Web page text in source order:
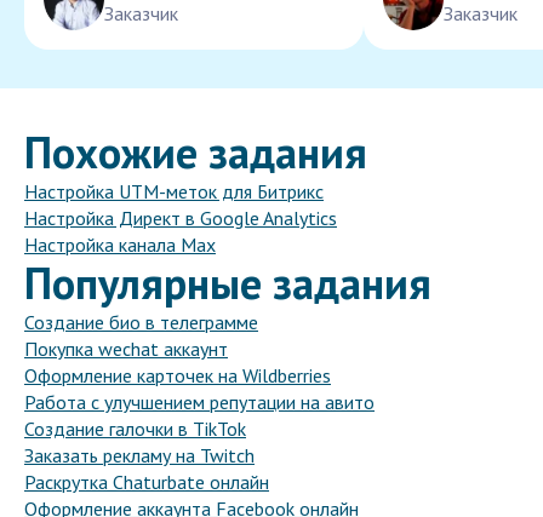
Заказчик Заказчик
Похожие задания
Настройка UTM-меток для Битрикс
Настройка Директ в Google Analytics
Настройка канала Max
Популярные задания
Создание био в телеграмме
Покупка wechat аккаунт
Оформление карточек на Wildberries
Работа с улучшением репутации на авито
Создание галочки в TikTok
Заказать рекламу на Twitch
Раскрутка Chaturbate онлайн
Оформление аккаунта Facebook онлайн